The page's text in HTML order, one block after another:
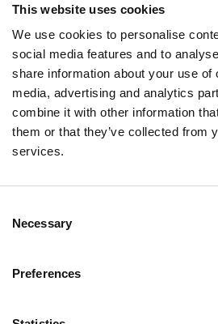
This website uses cookies
We use cookies to personalise
social media features and to
share information about your use of
media, advertising and analytics
combine it with other information
them or that they’ve collected from
services.
Selection
Necessary
Preferences
Ristoranti & Caffé
Lunedì - Giovedì 09:00 - 21:00
Venerdì - Domenica 09:00 - 22:00
Orari di apertura in dettaglio
Via Enzo Ferrari 5
+39 0575 649926